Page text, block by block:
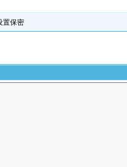
置保密